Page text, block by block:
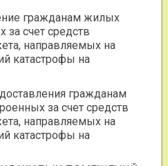
гражданам жилых
счет средств
направляемых на
катастрофы на
гражданам
за счет средств
направляемых на
катастрофы на